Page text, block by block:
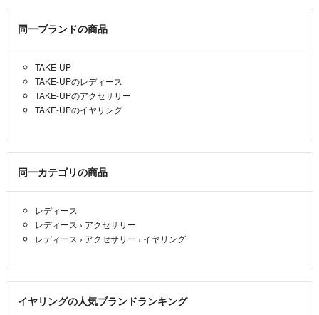
同一ブランドの商品
TAKE-UP
TAKE-UPのレディース
TAKE-UPのアクセサリー
TAKE-UPのイヤリング
同一カテゴリの商品
レディース
レディース › アクセサリー
レディース › アクセサリー › イヤリング
イヤリングの人気ブランドランキング